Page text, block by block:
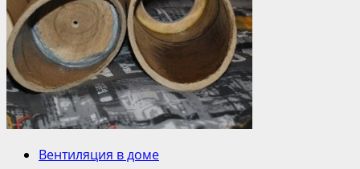
Вентиляция в доме